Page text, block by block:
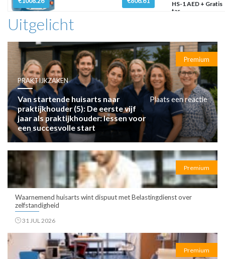
HS-1 AED + Gratis
tas
Uitgelicht
Premium
PRAKTIJKZAKEN
Van startende huisarts naar
praktijkhouder (5): De eerste vijf
jaar als praktijkhouder: lessen voor
een succesvolle start
Plaats een reactie
Premium
Waarnemend huisarts wint dispuut met Belastingdienst over
zelfstandigheid
31 JUL 2026
Premium